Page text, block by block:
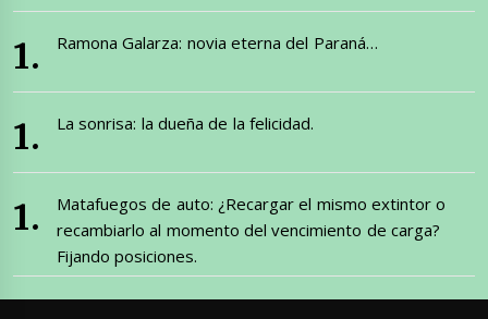
Ramona Galarza: novia eterna del Paraná…
La sonrisa: la dueña de la felicidad.
Matafuegos de auto: ¿Recargar el mismo extintor o
recambiarlo al momento del vencimiento de carga?
Fijando posiciones.